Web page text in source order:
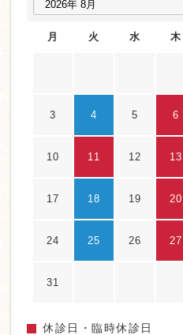
月 火 水 木
3 4 5 6
10 11 12 13
17 18 19 20
24 25 26 27
31
休診日・臨時休診日